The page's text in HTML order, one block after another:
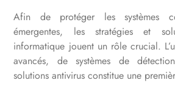
Afin de protéger les systèmes
émergentes, les stratégies et
informatique jouent un rôle crucial.
avancés, de systèmes de
solutions antivirus constitue une